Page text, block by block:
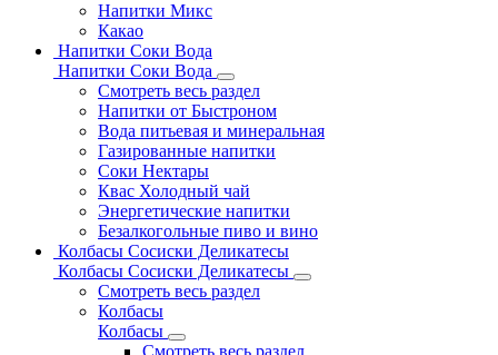
Напитки Микс
Какао
Напитки Соки Вода
Напитки Соки Вода
Смотреть весь раздел
Напитки от Быстроном
Вода питьевая и минеральная
Газированные напитки
Соки Нектары
Квас Холодный чай
Энергетические напитки
Безалкогольные пиво и вино
Колбасы Сосиски Деликатесы
Колбасы Сосиски Деликатесы
Смотреть весь раздел
Колбасы
Колбасы
Смотреть весь раздел